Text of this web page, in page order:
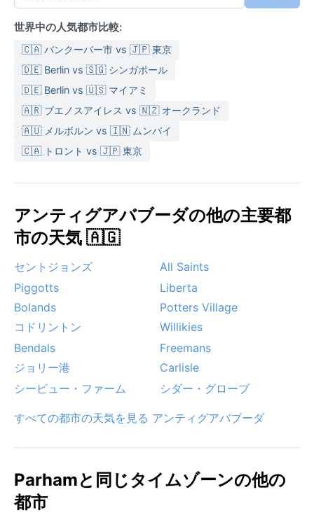
世界中の人気都市比較:
🇨🇦 バンクーバー市 vs 🇯🇵 東京
🇩🇪 Berlin vs 🇸🇬 シンガポール
🇩🇪 Berlin vs 🇺🇸 マイアミ
🇦🇷 ブエノスアイレス vs 🇳🇿 オークランド
🇦🇺 メルボルン vs 🇮🇳 ムンバイ
🇨🇦 トロント vs 🇯🇵 東京
アンティグアバブーダの他の主要都
市の天気 🇦🇬
セントジョンズ
All Saints
Piggotts
Liberta
Bolands
Potters Village
コドリントン
Willikies
Bendals
Freemans
ジョリー港
Carlisle
シービュー・ファーム
シダー・グローブ
すべての都市の天気を見る アンティグアバブーダ
Parhamと同じタイムゾーンの他の
都市